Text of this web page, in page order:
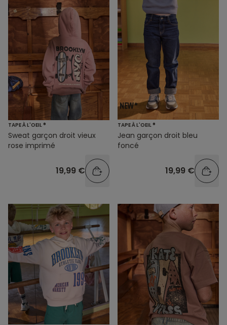
TAPE À L'OEIL ®
Sweat garçon droit vieux
rose imprimé
19,99 €
TAPE À L'OEIL ®
Jean garçon droit bleu
foncé
19,99 €